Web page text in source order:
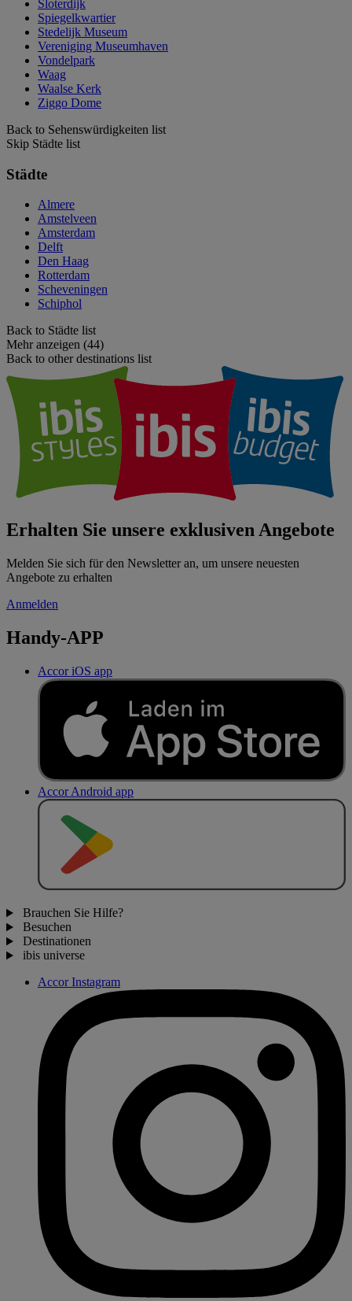
Sloterdijk
Spiegelkwartier
Stedelijk Museum
Vereniging Museumhaven
Vondelpark
Waag
Waalse Kerk
Ziggo Dome
Back to Sehenswürdigkeiten list
Skip Städte list
Städte
Almere
Amstelveen
Amsterdam
Delft
Den Haag
Rotterdam
Scheveningen
Schiphol
Back to Städte list
Mehr anzeigen (44)
Back to other destinations list
Erhalten Sie unsere exklusiven Angebote
Melden Sie sich für den Newsletter an, um unsere neuesten
Angebote zu erhalten
Anmelden
Handy-APP
Accor iOS app
Accor Android app
Brauchen Sie Hilfe?
Besuchen
Destinationen
ibis universe
Accor Instagram